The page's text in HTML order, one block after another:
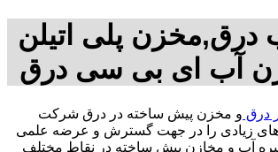
پلی اتیلن
آب ای بی سی درق
درق و مخزن پیش ساخته در درق شرکت
زیادی را در جهت گسترش و عرضه علمی
آب و مخازن پیش ساخته در نقاط مختلف